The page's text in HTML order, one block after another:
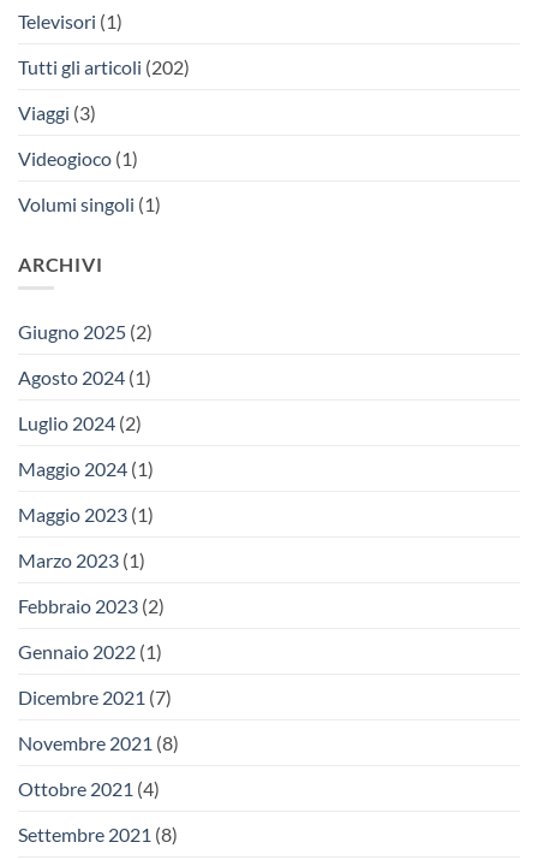
Televisori (1)
Tutti gli articoli (202)
Viaggi (3)
Videogioco (1)
Volumi singoli (1)
ARCHIVI
Giugno 2025 (2)
Agosto 2024 (1)
Luglio 2024 (2)
Maggio 2024 (1)
Maggio 2023 (1)
Marzo 2023 (1)
Febbraio 2023 (2)
Gennaio 2022 (1)
Dicembre 2021 (7)
Novembre 2021 (8)
Ottobre 2021 (4)
Settembre 2021 (8)